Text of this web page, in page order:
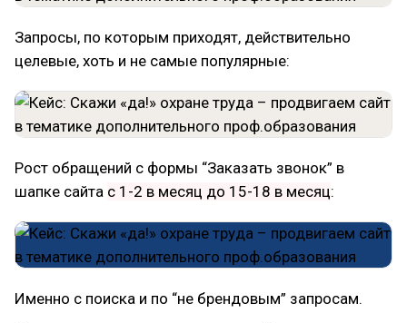
Запросы, по которым приходят, действительно
целевые, хоть и не самые популярные:
Рост обращений с формы “Заказать звонок” в
шапке сайта с 1-2 в месяц до 15-18 в месяц:
Именно с поиска и по “не брендовым” запросам.